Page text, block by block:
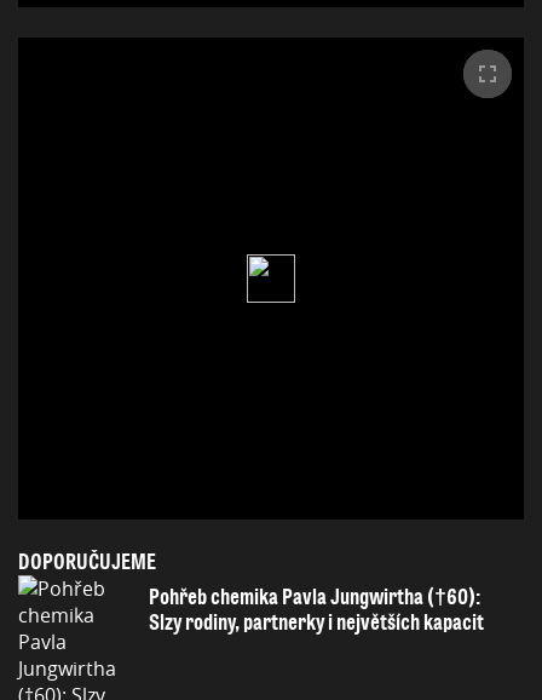
DOPORUČUJEME
Pohřeb chemika Pavla Jungwirtha (†60):
Slzy rodiny, partnerky i největších kapacit